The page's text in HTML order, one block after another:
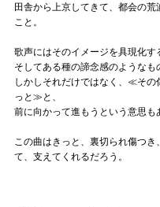
田舎から上京してきて、都会の
こと。
歌声にはそのイメージを具現化す
そしてある種の諦念感のようなも
しかしそれだけではなく、≪その
っと≫と、
前に向かって進もうという意思も
この曲はきっと、裏切られ傷つ
て、支えてくれるだろう。